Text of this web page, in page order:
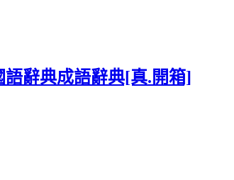
語辭典成語辭典[真.開箱]